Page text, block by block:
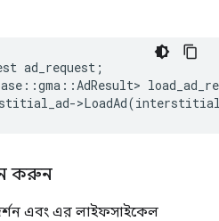
ad_request ;
::gma ::AdResult>
->LoadAd(
করুন
এবং এর লাইফসাইকেল